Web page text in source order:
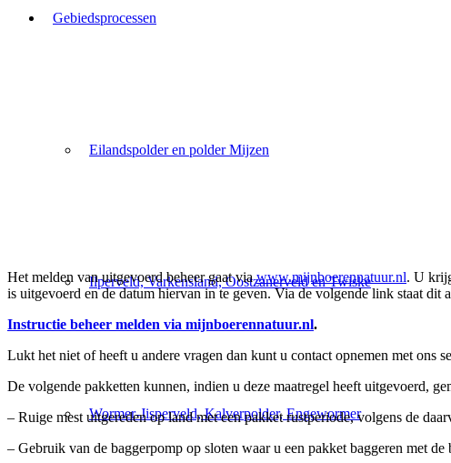
Gebiedsprocessen
Eilandspolder en polder Mijzen
Ilperveld, Varkensland, Oostzanerveld en Twiske
Wormer-Jisperveld, Kalverpolder, Engewormer
Het melden van uitgevoerd beheer gaat viawww.mijnboerennatuur.nl. U
is uitgevoerd en de datum hiervan in te geven. Via de volgende link staat dit
Instructie beheer melden via mijnboerennatuur.nl.
Lukt het niet of heeft u andere vragen dan kunt u contact opnemen met ons
De volgende pakketten kunnen, indien u deze maatregel heeft uitgevoerd,
– Ruige mest uitgereden op land met een pakket rustperiode, volgens de
– Gebruik van de baggerpomp op sloten waar u een pakket baggeren met de